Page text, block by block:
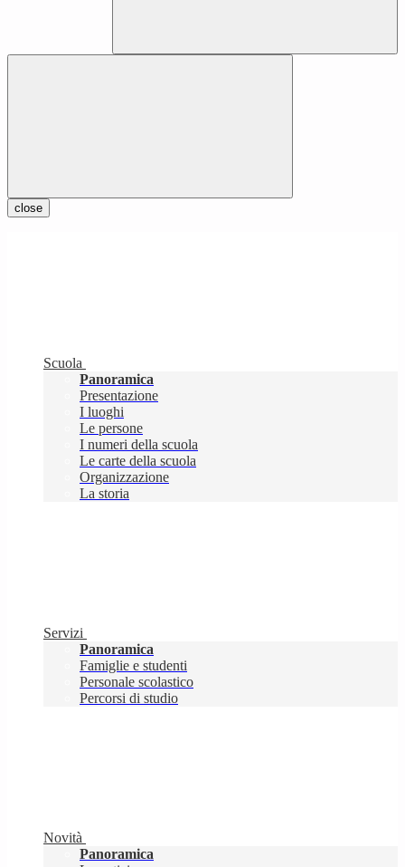
close
Scuola
Panoramica
Presentazione
I luoghi
Le persone
I numeri della scuola
Le carte della scuola
Organizzazione
La storia
Servizi
Panoramica
Famiglie e studenti
Personale scolastico
Percorsi di studio
Novità
Panoramica